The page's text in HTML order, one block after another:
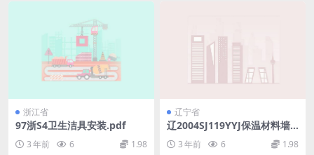
浙江省
97浙S4卫生洁具安装.pdf
3 年前 6 1.98
辽宁省
辽2004SJ119YYJ保温材料墙
3 年前 6 1.98